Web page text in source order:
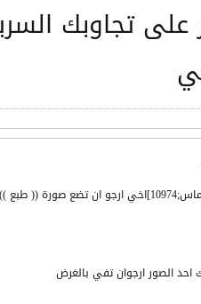
تجاوبك
احد الصور ارجوان تفي بالغرض